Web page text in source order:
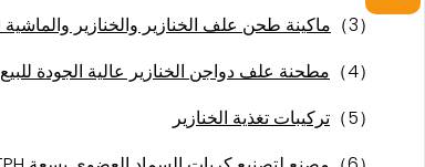
（3）
ماكينة طحن علف الخنازير والخنازير والماشية 500 كجم/ساعة مع CE
（4）
مطحنة علف دواجن الخنازير عالية الجودة للبيع
（5）
تركيبات تغذية الخنازير